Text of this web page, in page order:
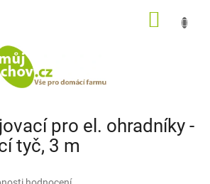
pro el. ohradníky -
tyč, 3 m